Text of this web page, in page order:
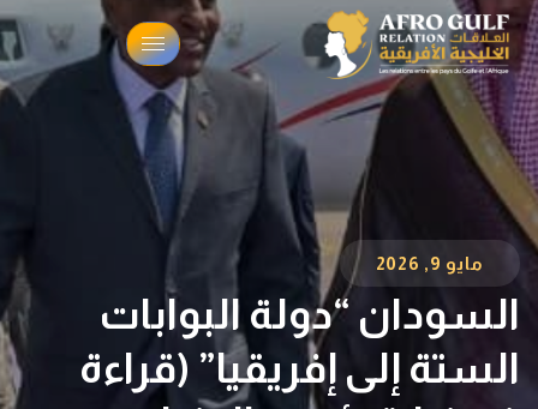
مايو 9, 2026
السودان “دولة البوابات
الستة إلى إفريقيا” (قراءة